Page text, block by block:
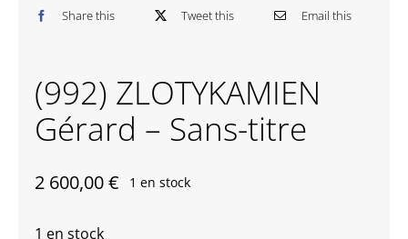
Share this Tweet this Email this
(992) ZLOTYKAMIEN
Gérard – Sans-titre
2 600,00€ 1 en stock
1 en stock